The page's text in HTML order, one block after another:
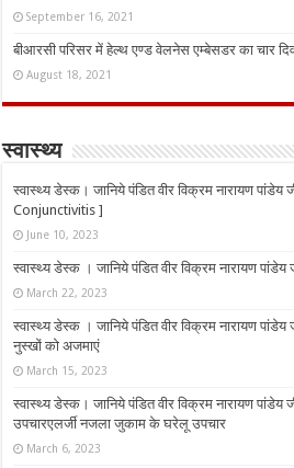
September 16, 2021
बीआरसी परिसर में हेल्थ एण्ड वेलनेस एम्बेसडर का चार
August 18, 2021
स्वास्थ्य
स्वास्थ्य डेस्क। जानिये पंडित वीर विक्रम नारायण
Conjunctivitis ]
June 10, 2023
स्वास्थ्य डेस्क । जानिये पंडित वीर विक्रम नारायण
March 22, 2023
स्वास्थ्य डेस्क । जानिये पंडित वीर विक्रम नारायण
नुस्‍खों को अजमाएं
March 15, 2023
स्वास्थ्य डेस्क। जानिये पंडित वीर विक्रम नारायण
उपचारएलर्जी नजला जुकाम के घरेलू उपचार
March 6, 2023